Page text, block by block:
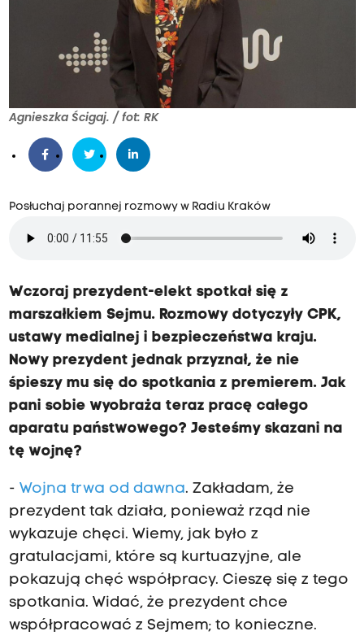
Agnieszka Ścigaj. / fot: RK
Posłuchaj porannej rozmowy w Radiu Kraków
Wczoraj prezydent-elekt spotkał się z
marszałkiem Sejmu. Rozmowy dotyczyły CPK,
ustawy medialnej i bezpieczeństwa kraju.
Nowy prezydent jednak przyznał, że nie
śpieszy mu się do spotkania z premierem. Jak
pani sobie wyobraża teraz pracę całego
aparatu państwowego? Jesteśmy skazani na
tę wojnę?
- Wojna trwa od dawna. Zakładam, że
prezydent tak działa, ponieważ rząd nie
wykazuje chęci. Wiemy, jak było z
gratulacjami, które są kurtuazyjne, ale
pokazują chęć współpracy. Cieszę się z tego
spotkania. Widać, że prezydent chce
współpracować z Sejmem; to konieczne.